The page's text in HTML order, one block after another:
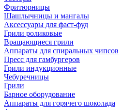
Фритюрницы
Шашлычницы и мангалы
Аксессуары для фаст-фуд
Грили роликовые
Вращающиеся грили
Аппараты для спиральных чипсов
Пресс для гамбургеров
Грили индукционные
Чебуречницы
Грили
Барное оборудование
Аппараты для горячего шоколада